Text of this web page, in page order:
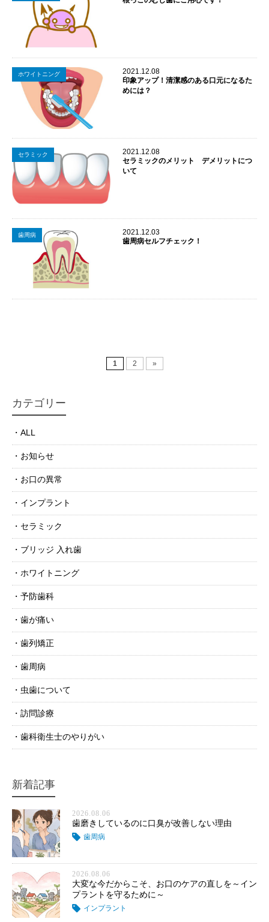
2021.12.08
ホワイトニング
印象アップ！清潔感のある口元になるた
めには？
2021.12.08
セラミック
セラミックのメリット デメリットにつ
いて
2021.12.03
歯周病
歯周病セルフチェック！
1 2 »
カテゴリー
ALL
お知らせ
お口の異常
インプラント
セラミック
ブリッジ 入れ歯
ホワイトニング
予防歯科
歯が痛い
歯列矯正
歯周病
虫歯について
訪問診療
歯科衛生士のやりがい
新着記事
2026.08.06
歯磨きしているのに口臭が改善しない理由
歯周病
2026.08.06
大変な今だからこそ、お口のケアの直しを～イン
プラントを守るために～
インプラント